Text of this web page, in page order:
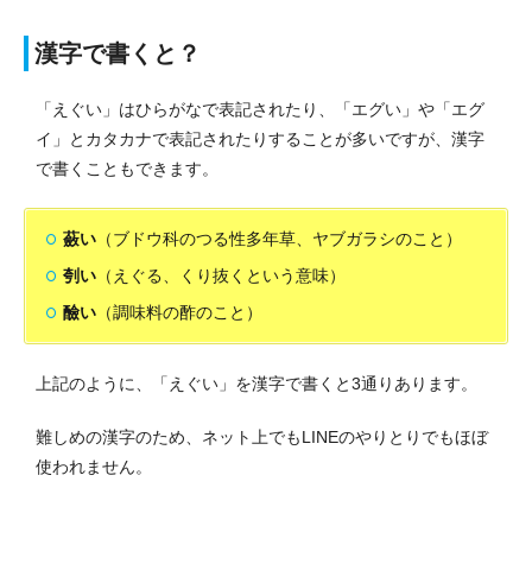
漢字で書くと？
「えぐい」はひらがなで表記されたり、「エグい」や「エグ
イ」とカタカナで表記されたりすることが多いですが、漢字
で書くこともできます。
蘞い （ブドウ科のつる性多年草、ヤブガラシのこと）
刳い （えぐる、くり抜くという意味）
醶い （調味料の酢のこと）
上記のように、「えぐい」を漢字で書くと3通りあります。
難しめの漢字のため、ネット上でもLINEのやりとりでもほぼ
使われません。